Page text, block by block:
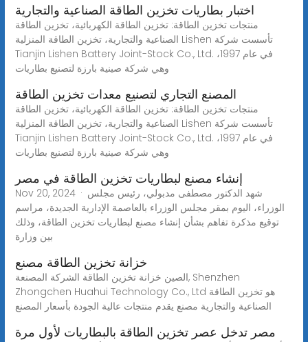
اختبار بطاريات تخزين الطاقة الصناعية والتجارية
منتجات تخزين الطاقة: تخزين الطاقة الكهربائية، تخزين الطاقة
الصناعية والتجارية، تخزين الطاقة المنزلية Lishen تأسست شركة
Tianjin Lishen Battery Joint-Stock Co., Ltd. في عام 1997،
وهي شركة صينية بارزة لتصنيع بطاريات
المصنع التجاري لتصنيع معدات تخزين الطاقة
منتجات تخزين الطاقة: تخزين الطاقة الكهربائية، تخزين الطاقة
الصناعية والتجارية، تخزين الطاقة المنزلية Lishen تأسست شركة
Tianjin Lishen Battery Joint-Stock Co., Ltd. في عام 1997،
وهي شركة صينية بارزة لتصنيع بطاريات
إنشاء مصنع لبطاريات تخزين الطاقة في مصر
Nov 20, 2024 · شهد الدكتور مصطفى مدبولي، رئيس مجلس
الوزراء، اليوم بمقر مجلس الوزراء بالعاصمة الإدارية الجديدة، مراسم
توقيع مذكرة تفاهم بشأن إنشاء مصنع لبطاريات تخزين الطاقة، وذلك
بين وزارة
خزانة تخزين الطاقة مصنع
الصين خزانة تخزين الطاقة الشركة المصنعة, Shenzhen
Zhongchen Huahui Technology Co., Ltd هو تخزين الطاقة
الصناعية والتجارية مصنع يقدم منتجات عالية الجودة بأسعار المصنع
مصر تدخل عصر تخزين الطاقة بالبطاريات لأول مرة